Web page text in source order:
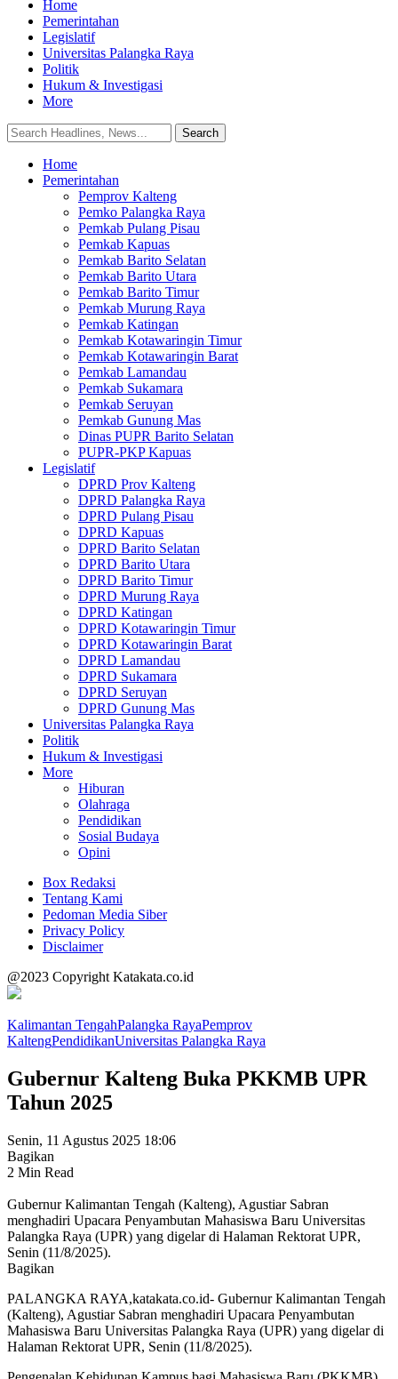
Home
Pemerintahan
Legislatif
Universitas Palangka Raya
Politik
Hukum & Investigasi
More
Home
Pemerintahan
Pemprov Kalteng
Pemko Palangka Raya
Pemkab Pulang Pisau
Pemkab Kapuas
Pemkab Barito Selatan
Pemkab Barito Utara
Pemkab Barito Timur
Pemkab Murung Raya
Pemkab Katingan
Pemkab Kotawaringin Timur
Pemkab Kotawaringin Barat
Pemkab Lamandau
Pemkab Sukamara
Pemkab Seruyan
Pemkab Gunung Mas
Dinas PUPR Barito Selatan
PUPR-PKP Kapuas
Legislatif
DPRD Prov Kalteng
DPRD Palangka Raya
DPRD Pulang Pisau
DPRD Kapuas
DPRD Barito Selatan
DPRD Barito Utara
DPRD Barito Timur
DPRD Murung Raya
DPRD Katingan
DPRD Kotawaringin Timur
DPRD Kotawaringin Barat
DPRD Lamandau
DPRD Sukamara
DPRD Seruyan
DPRD Gunung Mas
Universitas Palangka Raya
Politik
Hukum & Investigasi
More
Hiburan
Olahraga
Pendidikan
Sosial Budaya
Opini
Box Redaksi
Tentang Kami
Pedoman Media Siber
Privacy Policy
Disclaimer
@2023 Copyright Katakata.co.id
Kalimantan TengahPalangka RayaPemprov
KaltengPendidikanUniversitas Palangka Raya
Gubernur Kalteng Buka PKKMB UPR
Tahun 2025
Senin, 11 Agustus 2025 18:06
Bagikan
2 Min Read
Gubernur Kalimantan Tengah (Kalteng), Agustiar Sabran
menghadiri Upacara Penyambutan Mahasiswa Baru Universitas
Palangka Raya (UPR) yang digelar di Halaman Rektorat UPR,
Senin (11/8/2025).
Bagikan
PALANGKA RAYA,katakata.co.id- Gubernur Kalimantan Tengah
(Kalteng), Agustiar Sabran menghadiri Upacara Penyambutan
Mahasiswa Baru Universitas Palangka Raya (UPR) yang digelar di
Halaman Rektorat UPR, Senin (11/8/2025).